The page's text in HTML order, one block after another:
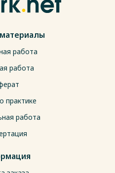
работа
работа
практике
работа